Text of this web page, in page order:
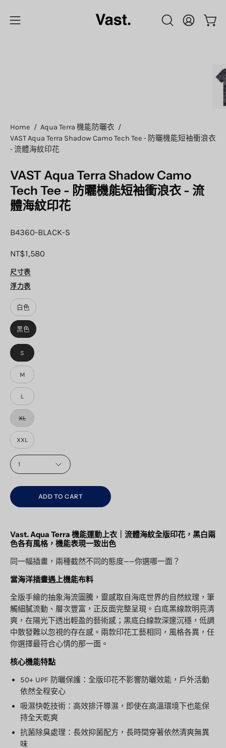
Open
OPEN My
Home / Aqua Terra 機能防曬衣 /
VAST Aqua Terra Shadow Camo Tech Tee - 防曬機能短袖衝浪衣
- 流體海紋印花
VAST Aqua Terra Shadow Camo
Tech Tee - 防曬機能短袖衝浪衣 - 流
體海紋印花
B4360-BLACK-S
NT$1,580
尺寸表
浮力表
顏
色
白色
黑色
尺
寸
S
M
L
XL
XXL
QUANTITY
1
ADD TO CART
Vast. Aqua Terra 機能運動上衣｜流體海紋全版印花，黑白兩
色各有風格，機能表現一致出色
同一幅插畫，兩種截然不同的態度——你選哪一面？
當海洋插畫遇上機能布料
全版手繪的抽象海流圖騰，靈感取自海底世界的自然紋理，筆
觸細膩流動、層次豐富，正反面完整呈現。白底黑線款明亮清
爽，在陽光下透出輕盈的藝術感；黑底白線款深邃沉穩，低調
中散發難以忽視的存在感。兩款印花工藝相同，風格各異，任
你選擇最符合心情的那一面。
核心機能特點
50+ UPF 防曬保護：全版印花不影響防曬效能，戶外活動
依然全程安心
吸濕快乾技術：高效排汗導濕，即使在高溫環境下也能保
持全天乾爽
抗菌除臭處理：長效抑菌配方，長時間穿著依然清爽無異
味